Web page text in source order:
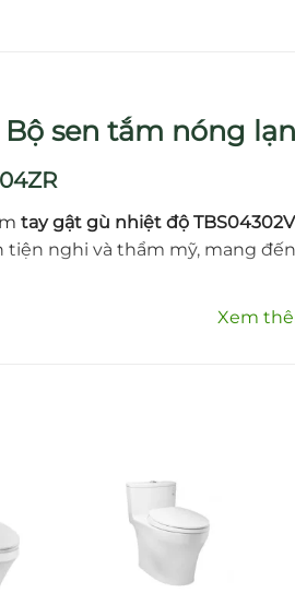
Bộ sen tắm nóng
tay gật gù nhiệt độ TBS04302V
tiện nghi và thẩm mỹ, mang
DGH104ZR
nhờ tay gật gù liền mạch.
Xem